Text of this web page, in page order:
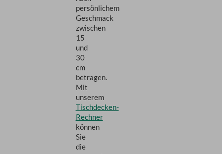
persönlichem
Geschmack
zwischen
15
und
30
cm
betragen.
Mit
unserem
Tischdecken-
Rechner
können
Sie
die